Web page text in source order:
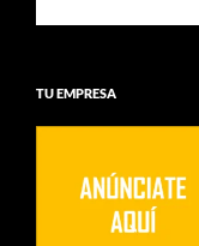
TU EMPRESA